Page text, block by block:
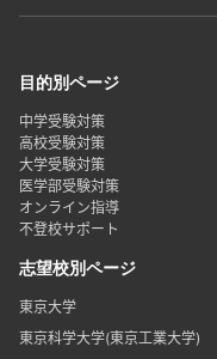
目的別ページ
中学受験対策
高校受験対策
大学受験対策
医学部受験対策
オンライン指導
不登校サポート
志望校別ページ
東京大学
東京科学大学(東京工業大学)